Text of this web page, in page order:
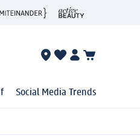
Social Media Trends